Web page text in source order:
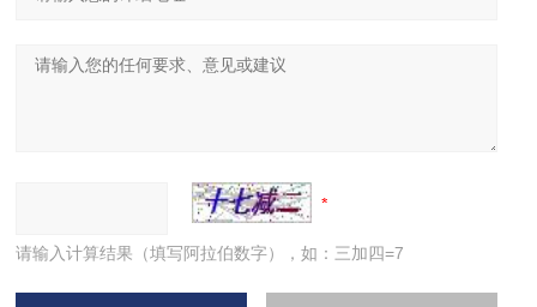
请输入计算结果（填写阿拉伯数字），如：三加四=7